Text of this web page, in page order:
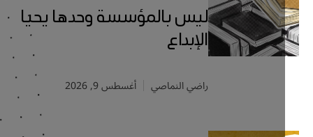
ليس بالمؤسسة وحدها يحيا
الإبداع
راضي النماصي أغسطس 9, 2026